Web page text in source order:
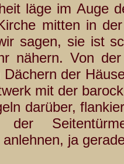
läge im Auge
mitten in
sagen, sie ist
nähern. Von
der
mit der
darüber,
der
ja